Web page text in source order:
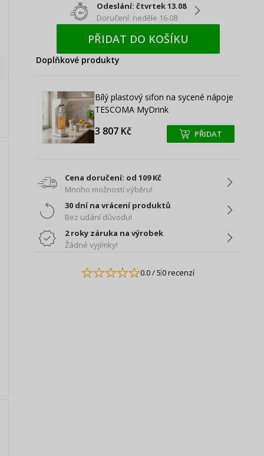
Odeslání: čtvrtek 13.08
Doručení: neděle 16.08
PŘIDAT DO KOŠÍKU
Doplňkové produkty
Bílý plastový sifon na sycené nápoje
TESCOMA MyDrink
3 807 Kč +
+ PŘIDAT
Cena doručení: od 109 Kč
Mnoho možností výběru!
30 dní na vrácení produktů
Bez udání důvodu!
2 roky záruka na výrobek
Žádné vyjímky!
0.0/ 50 recenzí